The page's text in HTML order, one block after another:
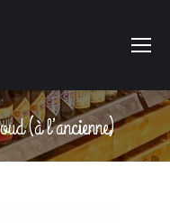
(à l’ancienne)
êtes ici :